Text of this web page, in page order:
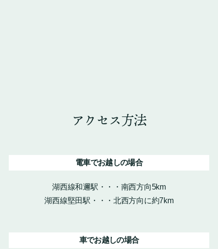
アクセス方法
電車でお越しの場合
湖西線和邇駅・・・南西方向5km
湖西線堅田駅・・・北西方向に約7km
車でお越しの場合